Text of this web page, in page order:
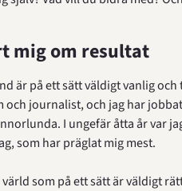
mig om resultat
är på ett sätt väldigt vanlig
och journalist, och jag har
I ungefär åtta år var
som har präglat mig mest.
som på ett sätt är väldigt